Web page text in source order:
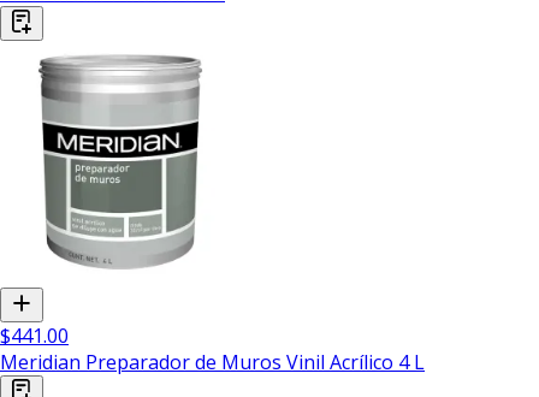
$441.00
Meridian Preparador de Muros Vinil Acrílico 4 L